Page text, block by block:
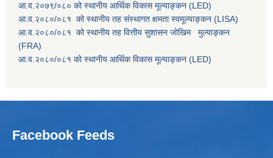
आ.व.२०७९/०८० को स्थानीय आर्थिक विकास मूल्याङ्कन (LED)
आ.व.२०८०/०८१ को स्थानीय तह संस्थागत क्षमता स्वमूल्याङ्कन (LISA)
आ.व.२०८०/०८१ को स्थानीय तह वित्तीय सुशासन जोखिम मुल्याङ्कन
(FRA)
आ.व.२०८०/०८१ को स्थानीय आर्थिक विकास मूल्याङ्कन (LED)
Facebook Feeds